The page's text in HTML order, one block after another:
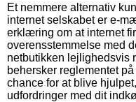
Et nemmere alternativ
internet selskabet er e-
erklæring om at internet
overensstemmelse med
netbutikken lejlighedsvis
behersker reglementet
chance for at blive
udfordringer med dit